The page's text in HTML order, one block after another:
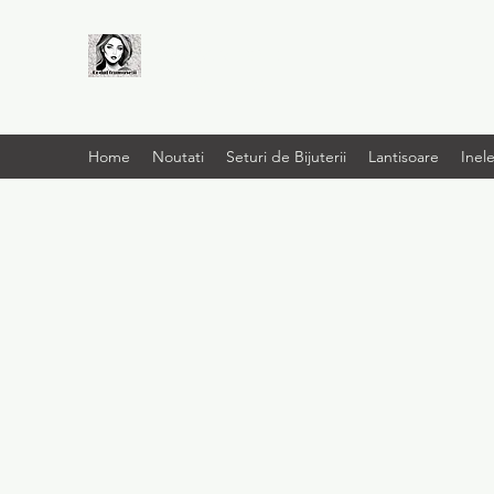
Home Noutati Seturi de Bijuterii Lantisoare Inele